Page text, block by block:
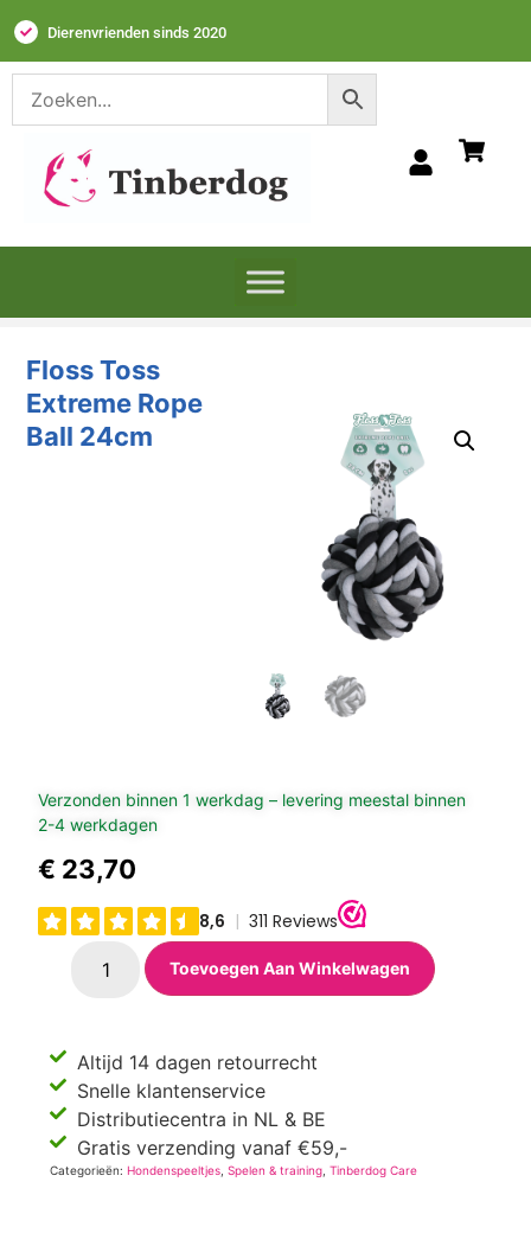
Dierenvrienden sinds 2020
Floss Toss
Extreme Rope
Ball 24cm
Verzonden binnen 1 werkdag – levering meestal binnen
2-4 werkdagen
€ 23,70
Toevoegen Aan Winkelwagen
Altijd 14 dagen retourrecht
Snelle klantenservice
Distributiecentra in NL & BE
Gratis verzending vanaf €59,-
Categorieën:Hondenspeeltjes ,Spelen & training ,Tinberdog Care